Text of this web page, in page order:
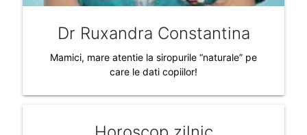
Dr Ruxandra Constantina
Mamici, mare atentie la siropurile “naturale” pe
care le dati copiilor!